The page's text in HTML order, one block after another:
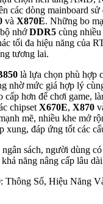
các dòng mainboard sử
và X870E. Những bo
nhớDDR5 cùng
tối đa hiệu năng của
tương lai.
là lựa chọn phù hợp
nhờ mức giá hợp lý
cấp hơn để chơi game,
chipset X670E, X870
mẽ, nhiều khe mở
xung, đáp ứng tốt các
sách, người dùng
năng nâng cấp lâu